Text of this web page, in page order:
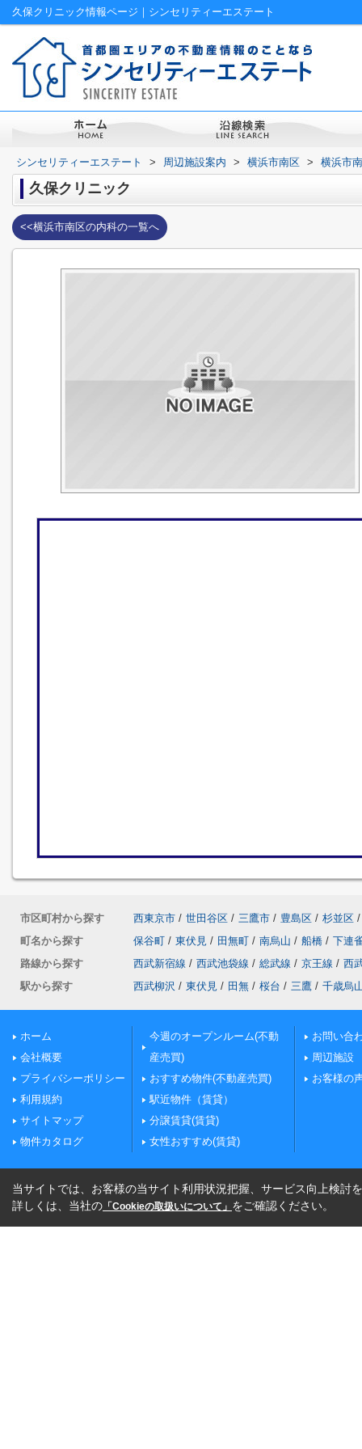
久保クリニック情報ページ｜シンセリティーエステート
シンセリティーエステート > 周辺施設案内 > 横浜市南区 > 横浜市
久保クリニック
<<横浜市南区の内科の一覧へ
市区町村から探す 西東京市 / 世田谷区 / 三鷹市 / 豊島区 / 杉並区 /
町名から探す
保谷町 / 東伏見 / 田無町 / 南烏山 / 船橋 / 下連
路線から探す
西武新宿線 / 西武池袋線 / 総武線 / 京王線 / 西
駅から探す
西武柳沢 / 東伏見 / 田無 / 桜台 / 三鷹 / 千歳烏
ホーム
会社概要
プライバシーポリシー
利用規約
サイトマップ
物件カタログ
今週のオープンルーム(不動
産売買)
おすすめ物件(不動産売買)
駅近物件（賃貸）
分譲賃貸(賃貸)
女性おすすめ(賃貸)
お問い合
周辺施設
お客様の
当サイトでは、お客様の当サイト利用状況把握、サービス向上検討
詳しくは、当社の 「Cookieの取扱いについて」 をご確認ください。